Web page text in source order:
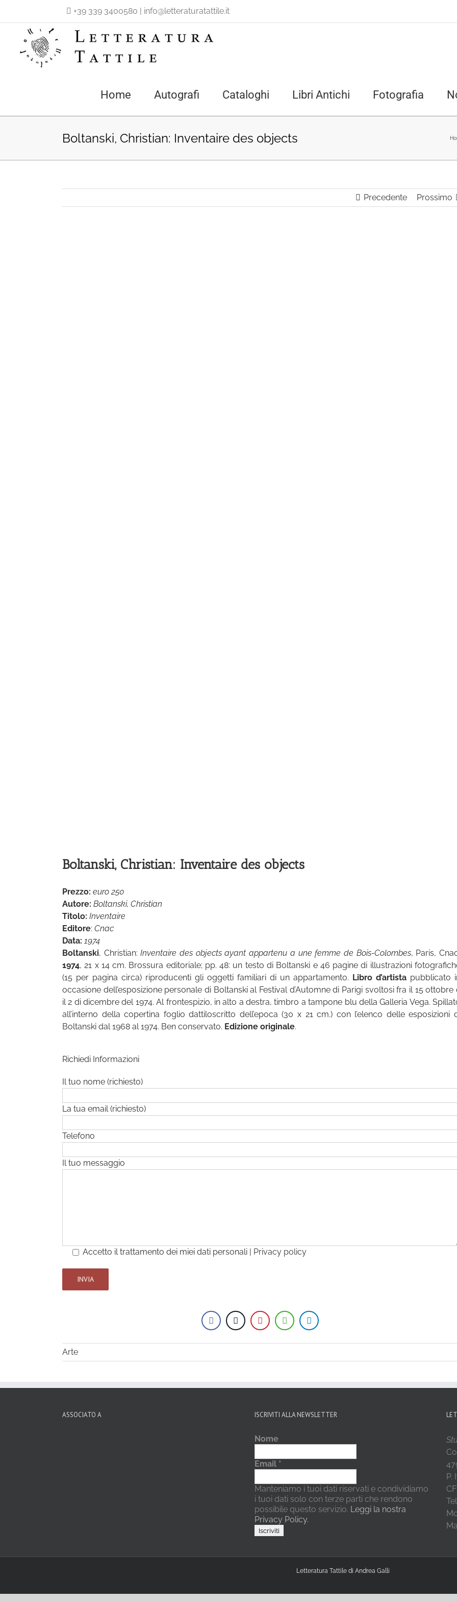
contenuto
+39 339 3400580 | info@letteraturatattile.it
Home Autografi Cataloghi Libri Antichi Fotografia
Boltanski, Christian: Inventaire des objects
Precedente Prossimo
Boltanski, Christian: Inventaire des objects
Prezzo: euro 250
Autore: Boltanski, Christian
Titolo: Inventaire
Editore: Cnac
Data: 1974
Boltanski, Christian:Inventaire des objects ayant appartenu a une femme de Bois-Colombes, Paris,
1974, 21 x 14 cm. Brossura editoriale; pp. 48: un testo di Boltanski e 46 pagine di illustrazioni
(15 per pagina circa) riproducenti gli oggetti familiari di un appartamento. Libro d’artista pubblicato
occasione dell’esposizione personale di Boltanski al Festival d’Automne di Parigi svoltosi fra il 15 ottobre
il 2 di dicembre del 1974. Al frontespizio, in alto a destra, timbro a tampone blu della Galleria Vega.
all’interno della copertina foglio dattiloscritto dell’epoca (30 x 21 cm.) con l’elenco delle esposizioni
Boltanski dal 1968 al 1974. Ben conservato. Edizione originale.
Richiedi Informazioni
Il tuo nome (richiesto)
La tua email (richiesto)
Telefono
Il tuo messaggio
Accetto il trattamento dei miei dati personali | Privacy policy
Arte
ASSOCIATO A ISCRIVITI ALLA NEWSLETTER
Nome
Email *
Manteniamo i tuoi dati riservati e condividiamo
i tuoi dati solo con terze parti che rendono
possibile questo servizio. Leggi la nostra
Privacy Policy.
P.
Letteratura Tattile di Andrea Galli